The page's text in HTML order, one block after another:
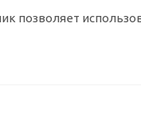
позволяет